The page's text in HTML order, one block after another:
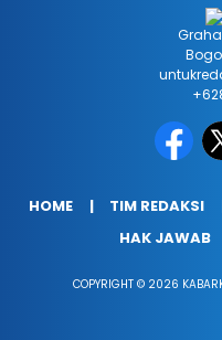
HOME TIM REDAKSI
HAK JAWAB
COPYRIGHT © 2026